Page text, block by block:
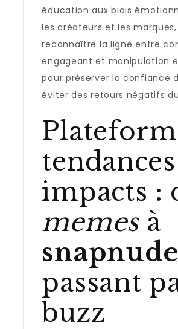
éducation aux biais
les créateurs et les marques,
reconnaître la ligne entre
engageant et manipulation
pour préserver la confiance
éviter des retours négatifs
impacts :
memesà
snapnude
passant
buzz